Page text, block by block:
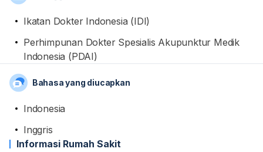
Ikatan Dokter Indonesia (IDI)
Perhimpunan Dokter Spesialis Akupunktur Medik
Indonesia (PDAI)
Bahasa yang diucapkan
Indonesia
Inggris
Informasi Rumah Sakit